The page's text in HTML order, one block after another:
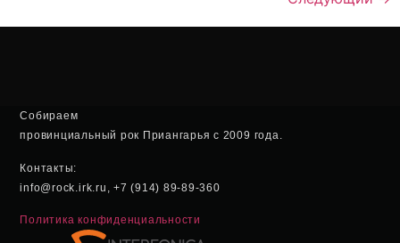
Собираем
провинциальный рок Приангарья с 2009 года.
Контакты:
info@rock.irk.ru, +7 (914) 89-89-360
Политика конфиденциальности